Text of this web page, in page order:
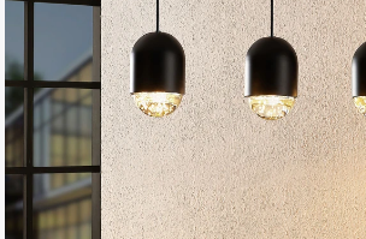
afbeeldingen-
gallerij